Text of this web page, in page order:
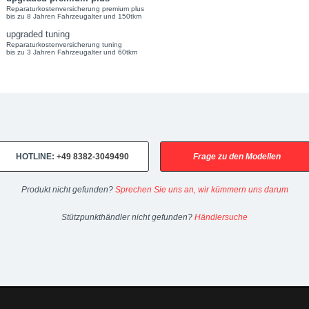
Reparaturkostenversicherung premium plus
bis zu 8 Jahren Fahrzeugalter und 150tkm
upgraded tuning
Reparaturkostenversicherung tuning
bis zu 3 Jahren Fahrzeugalter und 60tkm
HOTLINE: +49 8382-3049490 Frage zu den Modellen
Produkt nicht gefunden? Sprechen Sie uns an, wir kümmern uns darum
Stützpunkthändler nicht gefunden? Händlersuche